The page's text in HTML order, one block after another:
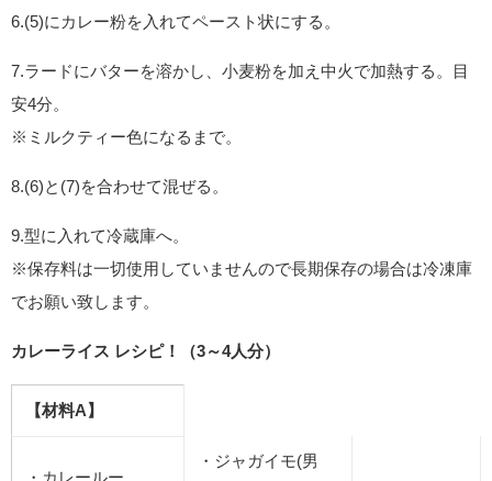
6.(5)にカレー粉を入れてペースト状にする。
7.ラードにバターを溶かし、小麦粉を加え中火で加熱する。目
安4分。
※ミルクティー色になるまで。
8.(6)と(7)を合わせて混ぜる。
9.型に入れて冷蔵庫へ。
※保存料は一切使用していませんので長期保存の場合は冷凍庫
でお願い致します。
カレーライス レシピ！（3～4人分）
【材料A】
・カレールー…
・ジャガイモ(男